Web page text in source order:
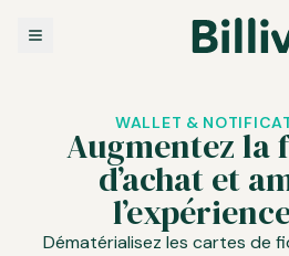
WALLET &
Augmentez la
d’achat et
Dématérialisez les cartes de